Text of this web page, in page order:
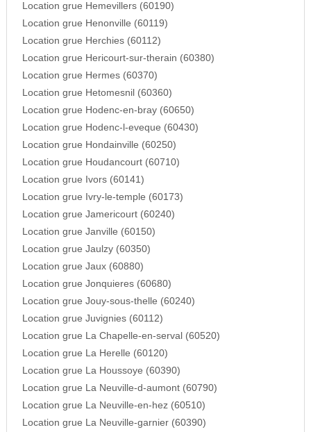
Location grue Hemevillers (60190)
Location grue Henonville (60119)
Location grue Herchies (60112)
Location grue Hericourt-sur-therain (60380)
Location grue Hermes (60370)
Location grue Hetomesnil (60360)
Location grue Hodenc-en-bray (60650)
Location grue Hodenc-l-eveque (60430)
Location grue Hondainville (60250)
Location grue Houdancourt (60710)
Location grue Ivors (60141)
Location grue Ivry-le-temple (60173)
Location grue Jamericourt (60240)
Location grue Janville (60150)
Location grue Jaulzy (60350)
Location grue Jaux (60880)
Location grue Jonquieres (60680)
Location grue Jouy-sous-thelle (60240)
Location grue Juvignies (60112)
Location grue La Chapelle-en-serval (60520)
Location grue La Herelle (60120)
Location grue La Houssoye (60390)
Location grue La Neuville-d-aumont (60790)
Location grue La Neuville-en-hez (60510)
Location grue La Neuville-garnier (60390)